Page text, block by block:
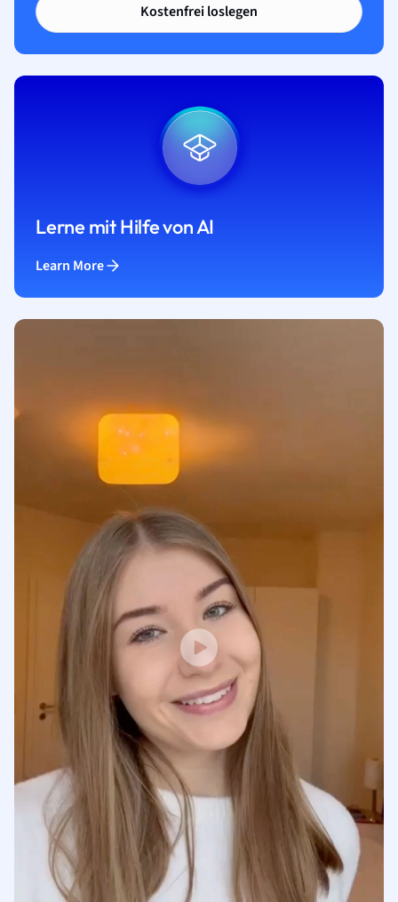
Kostenfrei loslegen
Lerne mit Hilfe von AI
Learn More